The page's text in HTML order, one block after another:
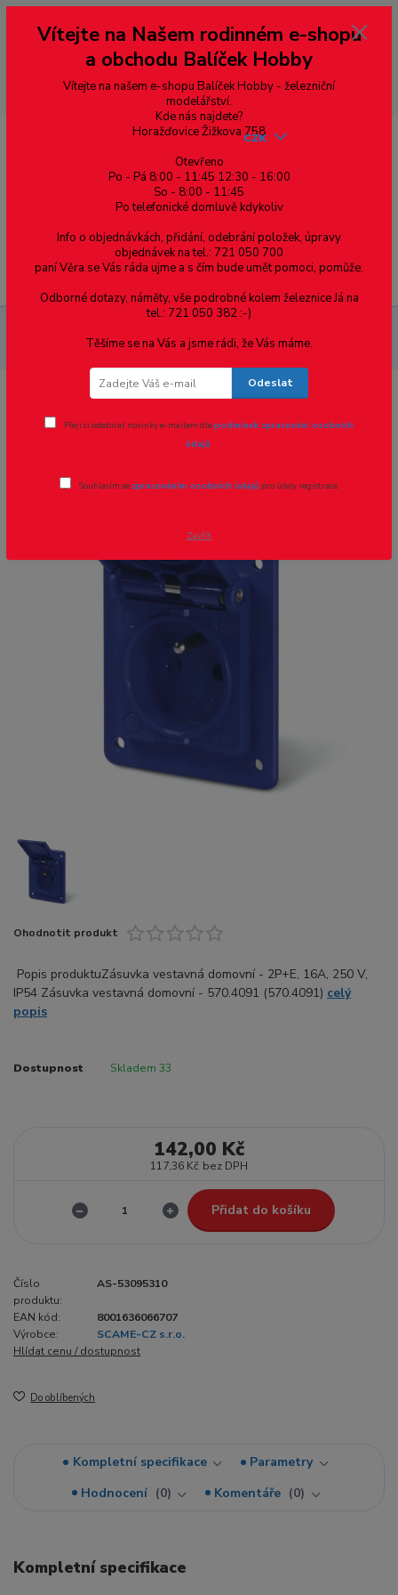
--- pro zákazníky ze Slovenska a jiných zemí, pokud chcete platit v eurech
přepněte si e-shop na euro 💶 pro přepočet měny - pravý horní roh ---
dobírky – pokud si z nějakého důvodu zásilku nevyzvednete, bude po
domluvě zaslána znovu s opětovnou platbou za poštovné, v opačném
případě bude zrušena a účet přidán na blacklist a rušeny následující
objednávky.
Menu
CZK
Ohodnotit produkt
Popis produktuZásuvka vestavná domovní - 2P+E, 16A, 250 V,
IP54 Zásuvka vestavná domovní - 570.4091 (570.4091) celý
popis
Dostupnost Skladem 33
142,00 Kč
117,36 Kč bez DPH
Přidat do košíku
Číslo
produktu:
AS-53095310
EAN kód:
8001636066707
Výrobce:
SCAME-CZ s.r.o.
Hlídat cenu / dostupnost
Do oblíbených
Kompletní specifikace
Parametry
Hodnocení
0 Komentáře 0
Kompletní specifikace
Vítejte na Našem rodinném e-shopu
a obchodu Balíček Hobby
Vítejte na našem e-shopu Balíček Hobby - železniční
modelářství.
Kde nás najdete?
Horažďovice Žižkova 758
Otevřeno
Po - Pá 8:00 - 11:45 12:30 - 16:00
So - 8:00 - 11:45
Po telefonické domluvě kdykoliv
Info o objednávkách, přidání, odebrání položek, úpravy
objednávek na tel.: 721 050 700
paní Věra se Vás ráda ujme a s čím bude umět pomoci, pomůže.
Odborné dotazy, náměty, vše podrobné kolem železnice Já na
tel.: 721 050 382 :-)
Těšíme se na Vás a jsme rádi, že Vás máme.
Odeslat
Přeji si odebírat novinky e-mailem dlepodmínek zpracování osobních
údajů.
Souhlasím se zpracováním osobních údajů pro účely registrace.
Zavřít